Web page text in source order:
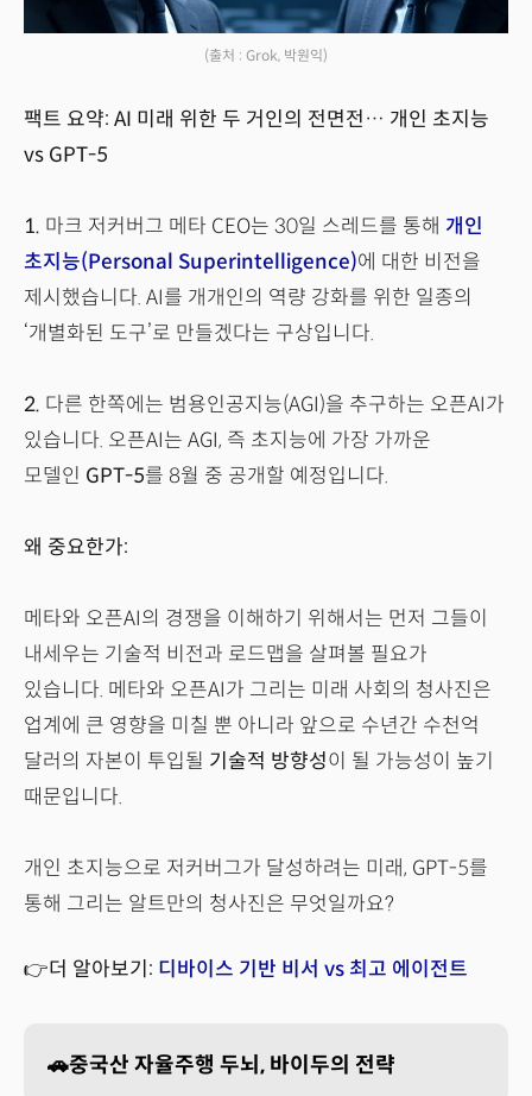
(출처 : Grok, 박원익)
팩트 요약: AI 미래 위한 두 거인의 전면전… 개인 초지능
vs GPT-5
1. 마크 저커버그 메타 CEO는 30일 스레드를 통해 개인
초지능(Personal Superintelligence)에 대한 비전을
제시했습니다. AI를 개개인의 역량 강화를 위한 일종의
‘개별화된 도구’로 만들겠다는 구상입니다.
2. 다른 한쪽에는 범용인공지능(AGI)을 추구하는 오픈AI가
있습니다. 오픈AI는 AGI, 즉 초지능에 가장 가까운
모델인 GPT-5를 8월 중 공개할 예정입니다.
왜 중요한가:
메타와 오픈AI의 경쟁을 이해하기 위해서는 먼저 그들이
내세우는 기술적 비전과 로드맵을 살펴볼 필요가
있습니다. 메타와 오픈AI가 그리는 미래 사회의 청사진은
업계에 큰 영향을 미칠 뿐 아니라 앞으로 수년간 수천억
달러의 자본이 투입될 기술적 방향성이 될 가능성이 높기
때문입니다.
개인 초지능으로 저커버그가 달성하려는 미래, GPT-5를
통해 그리는 알트만의 청사진은 무엇일까요?
👉더 알아보기: 디바이스 기반 비서 vs 최고 에이전트
🚗중국산 자율주행 두뇌, 바이두의 전략